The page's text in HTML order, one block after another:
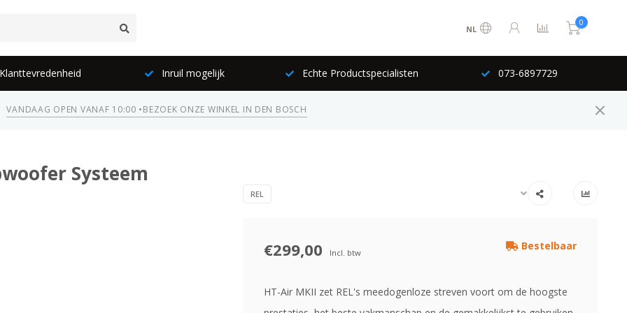
NL
0
Inruil mogelijk Echte Productspecialisten 073-6897729
VANDAAG OPEN VANAF 10:00 •BEZOEK ONZE WINKEL IN DEN BOSCH
Systeem
REL
€299,00 Incl. btw
Bestelbaar
HT-Air MKII zet REL's meedogenloze streven voort om de hoogste